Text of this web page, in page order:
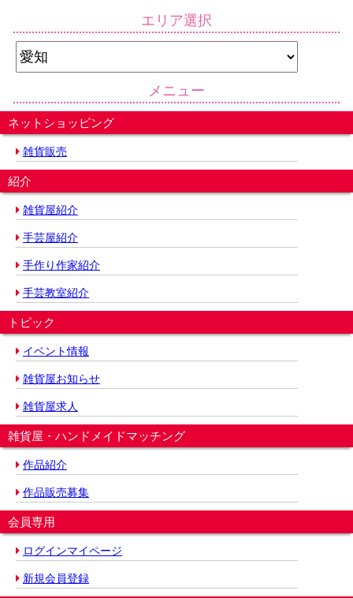
エリア選択
メニュー
ネットショッピング
雑貨販売
紹介
雑貨屋紹介
手芸屋紹介
手作り作家紹介
手芸教室紹介
トピック
イベント情報
雑貨屋お知らせ
雑貨屋求人
雑貨屋・ハンドメイドマッチング
作品紹介
作品販売募集
会員専用
ログインマイページ
新規会員登録